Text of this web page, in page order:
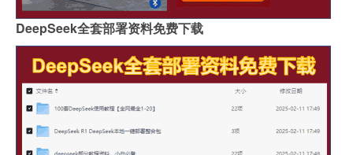
DeepSeek全套部署资料免费下载